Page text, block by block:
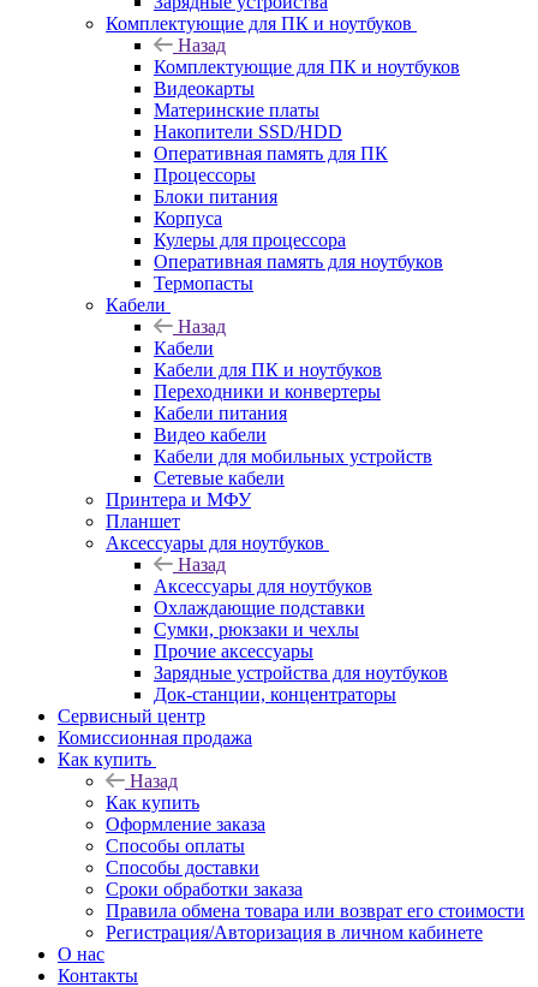
Комплектующие для ПК и ноутбуков
Назад
Комплектующие для ПК и ноутбуков
Видеокарты
Материнские платы
Накопители SSD/HDD
Оперативная память для ПК
Процессоры
Блоки питания
Корпуса
Кулеры для процессора
Оперативная память для ноутбуков
Термопасты
Кабели
Назад
Кабели
Кабели для ПК и ноутбуков
Переходники и конвертеры
Кабели питания
Видео кабели
Кабели для мобильных устройств
Сетевые кабели
Принтера и МФУ
Планшет
Аксессуары для ноутбуков
Назад
Аксессуары для ноутбуков
Охлаждающие подставки
Сумки, рюкзаки и чехлы
Прочие аксессуары
Зарядные устройства для ноутбуков
Док-станции, концентраторы
Сервисный центр
Комиссионная продажа
Как купить
Назад
Как купить
Оформление заказа
Способы оплаты
Способы доставки
Сроки обработки заказа
Правила обмена товара или возврат его стоимости
Регистрация/Авторизация в личном кабинете
О нас
Контакты